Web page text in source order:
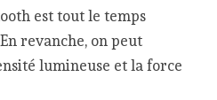
est tout le temps
revanche, on peut
lumineuse et la force